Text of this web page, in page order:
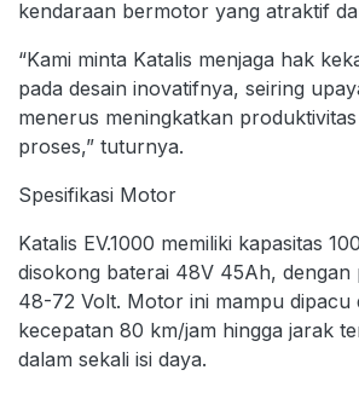
kendaraan bermotor yang atraktif
“Kami minta Katalis menjaga hak
pada desain inovatifnya, seiring
menerus meningkatkan
proses,” tuturnya.
Spesifikasi Motor
Katalis EV.1000 memiliki kapasitas
disokong baterai 48V 45Ah, dengan
48-72 Volt. Motor ini mampu dipacu
kecepatan 80 km/jam hingga jarak
dalam sekali isi daya.